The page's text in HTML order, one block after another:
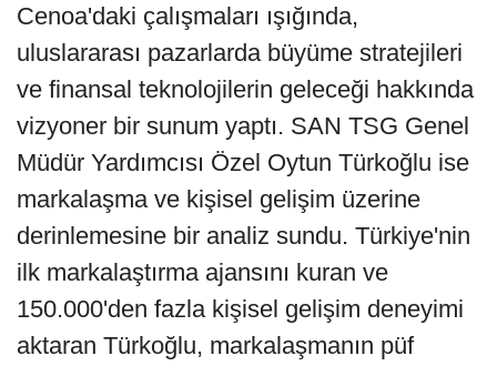
Cenoa'daki çalışmaları ışığında,
uluslararası pazarlarda büyüme stratejileri
ve finansal teknolojilerin geleceği hakkında
vizyoner bir sunum yaptı. SAN TSG Genel
Müdür Yardımcısı Özel Oytun Türkoğlu ise
markalaşma ve kişisel gelişim üzerine
derinlemesine bir analiz sundu. Türkiye'nin
ilk markalaştırma ajansını kuran ve
150.000'den fazla kişisel gelişim deneyimi
aktaran Türkoğlu, markalaşmanın püf